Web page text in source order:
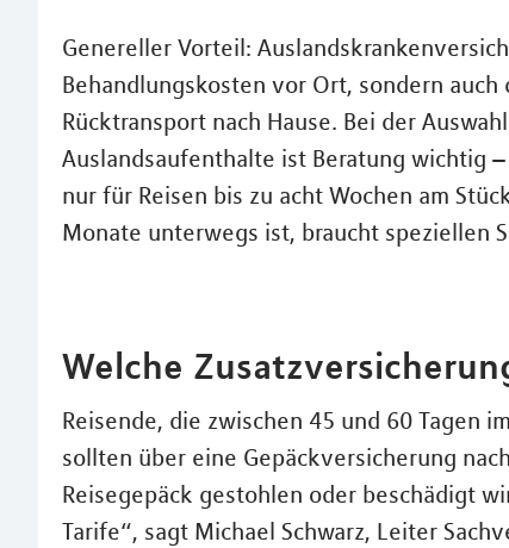
Genereller Vorteil:
Behandlungskosten vor Ort, sondern
Rücktransport nach Hause. Bei der
Auslandsaufenthalte ist Beratung wichtig
nur für Reisen bis zu acht Wochen am
Monate unterwegs ist, braucht speziellen
Welche
Reisende, die zwischen 45 und 60 Tagen
sollten über eine Gepäckversicherung
Reisegepäck gestohlen oder beschädigt
Tarife“, sagt Michael Schwarz, Leiter